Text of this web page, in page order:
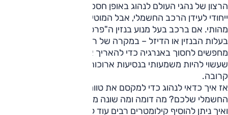
הרצון של נהגי העולם לנהוג באופן חסכוני זה לא דבר חדש או
ייחודי לעידן הרכב החשמלי, אבל המוטיבציה לכך שונה באופן
מהותי. אם ברכב בעל מנוע בנזין ה"פרס" המצופה הוא החיסכון
בעלות הבנזין או הדיזל – במקרה של רכב חשמלי הנהגים
מחפשים לחסוך באנרגיה כדי להאריך את טווח הנסיעה, וזה עניין
שעשוי להיות משמעותי בנסיעות ארוכות ובהיעדר עמדת טעינה
קרובה.
אז איך כדאי לנהוג כדי למקסם את טווח הנסיעה של הרכב
החשמלי שלכם? מה דומה ומה שונה מנהיגה ברכב בנזין "רגיל"?
ואיך ניתן להוסיף קילומטרים רבים עוד לפני שבכלל יצאתם